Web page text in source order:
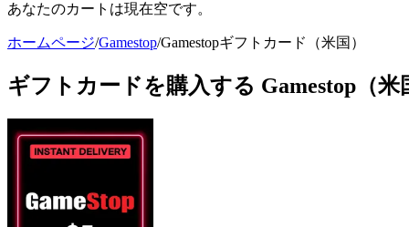
あなたのカートは現在空です。
ホームページ/Gamestop/Gamestopギフトカード（米国）
ギフトカードを購入する Gamestop（米